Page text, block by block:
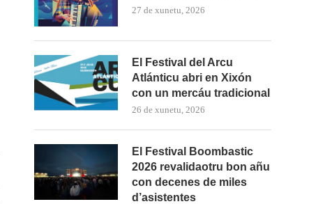
27 de xunetu, 2026
El Festival del Arcu
Atlánticu abri en Xixón
con un mercáu tradicional
26 de xunetu, 2026
El Festival Boombastic
2026 revalidaotru bon añu
con decenes de miles
d’asistentes